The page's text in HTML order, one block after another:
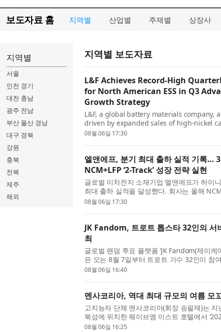
보도자료 홈 지역별 산업별 주제별 상장사
지역별
서울
인천 경기
대전 충남
광주 전남
부산 울산 경남
대구 경북
강원
충북
전북
제주
해외
지역별 보도자료
L&F Achieves Record-High
for North American ESS in Q3
Growth Strategy
L&F, a global battery materials
driven by expanded sales of high-nickel
annual NCM shipments to significantly
08월 06일 17:30
엘앤에프, 분기 최대 출하 실적 기록…
NCM+LFP ‘2-Track’ 성장 전략 실현
글로벌 이차전지 소재기업 엘앤에프가 하이
최대 출하 실적을 달성했다. 회사는 올해
것으로 전망했으며, 3분기부터는 북미 ESS...
08월 06일 17:30
JK Fandom, 트로트 톱스타 32인의 서
최
글로벌 팬덤 투표 플랫폼 ‘JK Fandom(제이
은 오는 8월 7일부터 트로트 가수 32인이 참
(TROT WAR : THE LAST THRONE)’를 개최...
08월 06일 16:40
멘사코리아, 역대 최대 규모의 여름 모
고지능자 단체 멘사코리아(회장 송필재)는
북섬에 위치한 웨이브엠 이스트 호텔에서
다고 밝혔다. 이번 여름 모꼬지에는 130여 ...
08월 06일 16:25